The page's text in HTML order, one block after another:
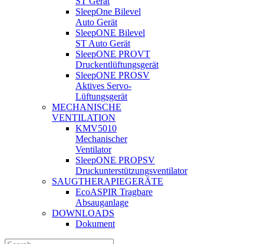
SleepOne Bilevel
Auto Gerät
SleepONE Bilevel
ST Auto Gerät
SleepONE PROVT
Druckentlüftungsgerät
SleepONE PROSV
Aktives Servo-
Lüftungsgerät
MECHANISCHE
VENTILATION
KMV5010
Mechanischer
Ventilator
SleepONE PROPSV
Druckunterstützungsventilator
SAUGTHERAPIEGERÄTE
EcoASPIR Tragbare
Absauganlage
DOWNLOADS
Dokument